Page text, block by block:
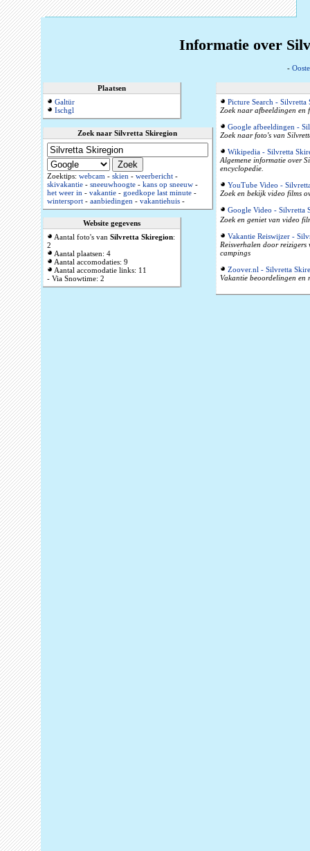
Informatie over
-
Plaatsen
Galtür
Ischgl
Zoek naar Silvretta Skiregion
Zoektips: webcam- skien- weerbericht-
skivakantie- sneeuwhoogte- kans op sneeuw-
het weer in- vakantie- goedkope last minute-
wintersport- aanbiedingen- vakantiehuis-
Website gegevens
Aantal foto's van Silvretta Skiregion:
2
Aantal plaatsen: 4
Aantal accomodaties: 9
Aantal accomodatie links: 11
- Via Snowtime: 2
Picture Search - Silvretta
Zoek naar afbeeldingen en
Google afbeeldingen -
Zoek naar foto's van
Wikipedia - Silvretta
Algemene informatie over
encyclopedie.
YouTube Video -
Zoek en bekijk video films
Google Video - Silvretta
Zoek en geniet van video
Vakantie Reiswijzer -
Reisverhalen door reizigers
campings
Zoover.nl - Silvretta
Vakantie beoordelingen en